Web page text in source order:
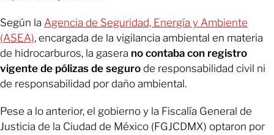
Según la Agencia de Seguridad, Energía y Ambiente
(ASEA), encargada de la vigilancia ambiental en materia
de hidrocarburos, la gasera no contaba con registro
vigente de pólizas de seguro de responsabilidad civil ni
de responsabilidad por daño ambiental.
Pese a lo anterior, el gobierno y la Fiscalía General de
Justicia de la Ciudad de México (FGJCDMX) optaron por